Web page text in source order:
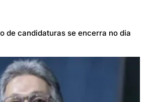
de candidaturas se encerra no dia